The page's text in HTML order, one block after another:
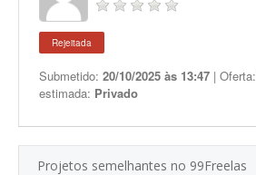
Rejeitada
Submetido: 20/10/2025 às 13:47 | Oferta:
estimada: Privado
Projetos semelhantes no 99Freelas